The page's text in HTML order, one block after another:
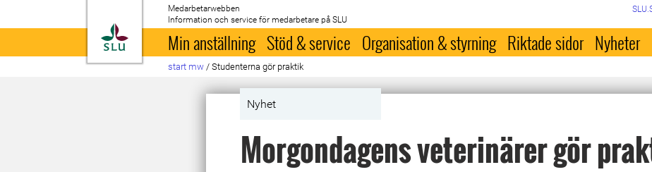
Till startsida
Medarbetarwebben
Information och service för medarbetare på SLU
Min anställning Stöd & service Organisation & styrning Riktade sidor Nyheter
start mw / Studenterna gör praktik
Nyhet
Morgondagens veterinärer gör